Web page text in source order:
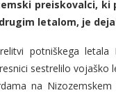
preiskovalci,
letalom, je
potniškega
sestrelilo vojaško
na